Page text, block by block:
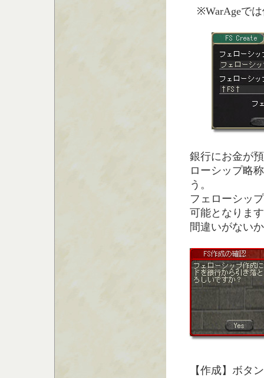
※WarAgeで
銀行にお金が
ローシップ略
う。
フェローシッ
可能となりま
間違いがない
【作成】ボタ